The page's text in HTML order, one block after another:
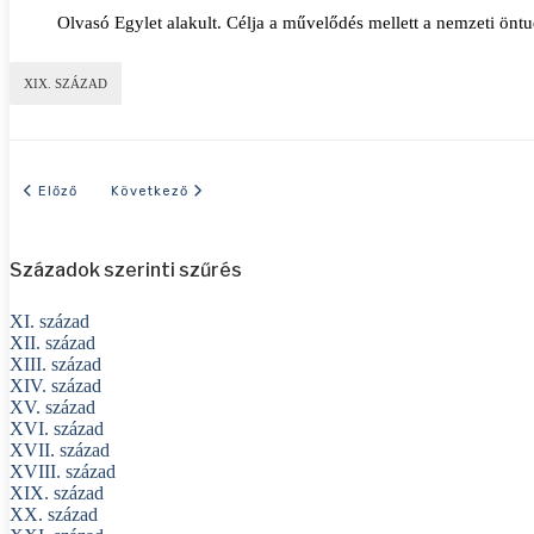
Olvasó Egylet alakult. Célja a művelődés mellett a nemzeti
XIX. SZÁZAD
Előző cikk: 1848-as év eseményei
Előző Következő cikk: 1833-as év eseményei
Következő
Századok szerinti szűrés
XI. század
XII. század
XIII. század
XIV. század
XV. század
XVI. század
XVII. század
XVIII. század
XIX. század
XX. század